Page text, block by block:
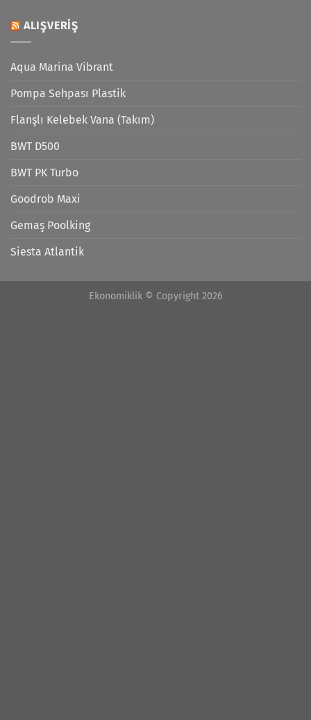
ALIŞVERIŞ
Aqua Marina Vibrant
Pompa Sehpası Plastik
Flanşlı Kelebek Vana (Takım)
BWT D500
BWT PK Turbo
Goodrob Maxi
Gemaş Poolking
Siesta Atlantik
Ekonomiklik © Copyright 2026